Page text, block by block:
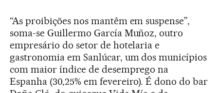
“As proibições nos mantêm em suspense”,
soma-se Guillermo García Muñoz, outro
empresário do setor de hotelaria e
gastronomia em Sanlúcar, um dos municípios
com maior índice de desemprego na
Espanha (30,25% em fevereiro). É dono do bar